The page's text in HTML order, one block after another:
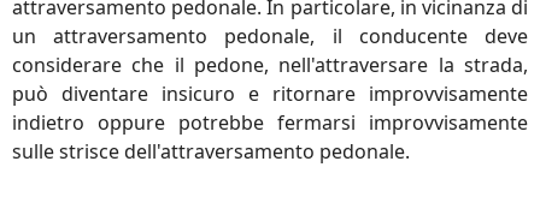
attraversamento pedonale. In particolare, in vicinanza di
un attraversamento pedonale, il conducente deve
considerare che il pedone, nell'attraversare la strada,
può diventare insicuro e ritornare improvvisamente
indietro oppure potrebbe fermarsi improvvisamente
sulle strisce dell'attraversamento pedonale.